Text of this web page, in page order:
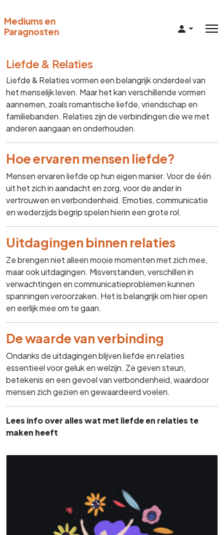
Mediums en
Paragnosten
Liefde & Relaties
Liefde & Relaties vormen een belangrijk onderdeel van
het menselijk leven. Maar het kan verschillende vormen
aannemen, zoals romantische liefde, vriendschap en
familiebanden. Relaties zijn de verbindingen die we met
anderen aangaan en onderhouden.
Hoe ervaren mensen liefde?
Mensen ervaren liefde op hun eigen manier. Voor de één
uit het zich in aandacht en zorg, voor de ander in
vertrouwen en verbondenheid. Emoties, communicatie
en wederzijds begrip spelen hierin een grote rol.
Uitdagingen binnen relaties
Ze brengen niet alleen mooie momenten met zich mee,
maar ook uitdagingen. Misverstanden, verschillen in
verwachtingen en communicatieproblemen kunnen
spanningen veroorzaken. Het is belangrijk om hier open
en eerlijk mee om te gaan.
De waarde van verbinding
Ondanks de uitdagingen blijven liefde en relaties
essentieel voor geluk en welzijn. Ze geven steun,
betekenis en een gevoel van verbondenheid, waardoor
mensen zich gezien en gewaardeerd voelen.
Lees info over alles wat met liefde en relaties te
maken heeft